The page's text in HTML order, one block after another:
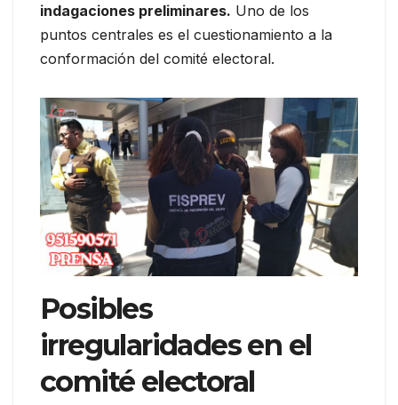
indagaciones preliminares. Uno de los
puntos centrales es el cuestionamiento a la
conformación del comité electoral.
Posibles
irregularidades en el
comité electoral